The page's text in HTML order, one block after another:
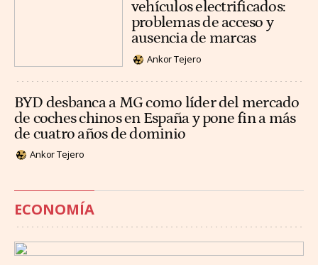
vehículos electrificados:
problemas de acceso y
ausencia de marcas
Ankor Tejero
BYD desbanca a MG como líder del mercado
de coches chinos en España y pone fin a más
de cuatro años de dominio
Ankor Tejero
ECONOMÍA